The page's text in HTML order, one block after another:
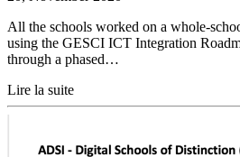
All the schools worked on a whole-
using the GESCI ICT Integration
through a phased…
Lire la suite